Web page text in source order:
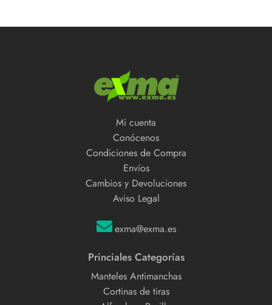
Mi cuenta
Conócenos
Condiciones de Compra
Envíos
Cambios y Devoluciones
Aviso Legal
exma@exma.es
Princiales Categorías
Manteles Antimanchas
Cortinas de tiras